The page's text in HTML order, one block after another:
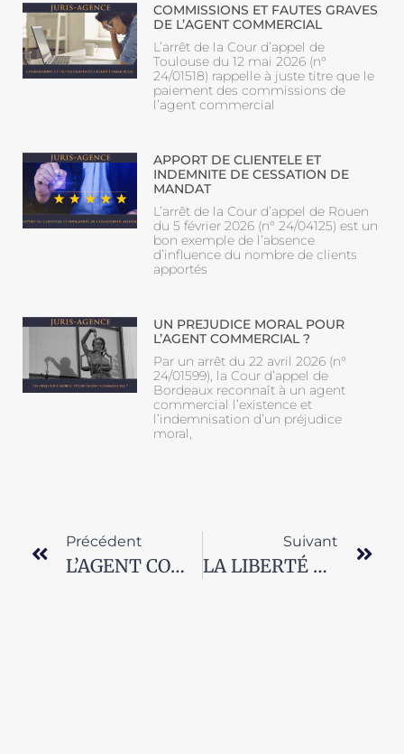
COMMISSIONS ET FAUTES GRAVES
DE L’AGENT COMMERCIAL
L’arrêt de la Cour d’appel de
Toulouse du 12 mai 2026 (n°
24/01518) rappelle à juste titre que le
paiement des commissions de
l’agent commercial
APPORT DE CLIENTELE ET
INDEMNITE DE CESSATION DE
MANDAT
L’arrêt de la Cour d’appel de Rouen
du 5 février 2026 (n° 24/04125) est un
bon exemple de l’absence
d’influence du nombre de clients
apportés
UN PREJUDICE MORAL POUR
L’AGENT COMMERCIAL ?
Par un arrêt du 22 avril 2026 (n°
24/01599), la Cour d’appel de
Bordeaux reconnaît à un agent
commercial l’existence et
l’indemnisation d’un préjudice
moral,
Précédent
L’AGENT COMMERCIAL ET LA PROPRIÉTÉ DE LA CLIENTÈLE
Suivant
LA LIBERTÉ DE PAROLE DE L’AGENT COMMERCIAL